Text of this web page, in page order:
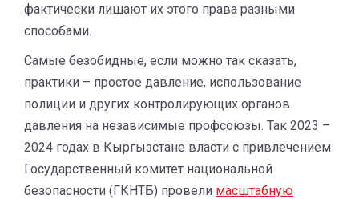
фактически лишают их этого права разными
способами.
Самые безобидные, если можно так сказать,
практики – простое давление, использование
полиции и других контролирующих органов
давления на независимые профсоюзы. Так 2023 –
2024 годах в Кыргызстане власти с привлечением
Государственный комитет национальной
безопасности (ГКНТБ) провели масштабную